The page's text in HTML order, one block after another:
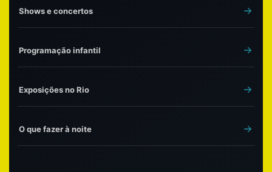
Shows e concertos
Programação infantil
Exposições no Rio
O que fazer à noite